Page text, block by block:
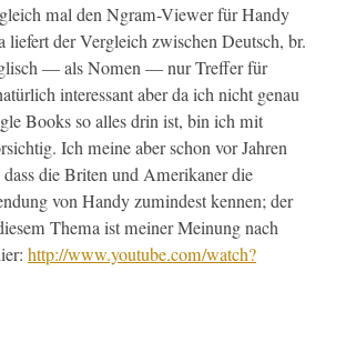
mal den Ngram-View­er für Handy
liefert der Ver­gle­ich zwis­chen Deutsch, br.
— als Nomen — nur Tre­f­fer für
inter­es­sant aber da ich nicht genau
Books so alles drin ist, bin ich mit
Ich meine aber schon vor Jahren
dass die Briten und Amerikan­er die
von Handy zumin­d­est ken­nen; der
The­ma ist mein­er Mei­n­ung nach
http://www.youtube.com/watch?